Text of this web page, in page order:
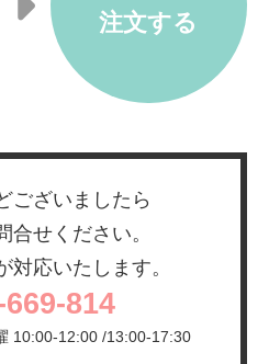
注文する
ございましたら
合せください。
対応いたします。
814
10:00-12:00 /13:00-17:30